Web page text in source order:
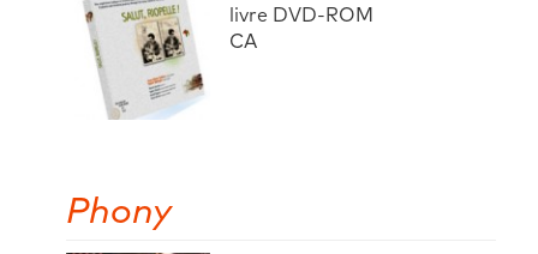
livre DVD-ROM
CA
Phony